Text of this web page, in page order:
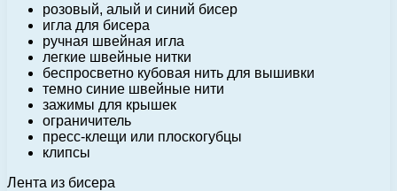
розовый, алый и синий бисер
игла для бисера
ручная швейная игла
легкие швейные нитки
беспросветно кубовая нить для вышивки
темно синие швейные нити
зажимы для крышек
ограничитель
пресс-клещи или плоскогубцы
клипсы
Лента из бисера